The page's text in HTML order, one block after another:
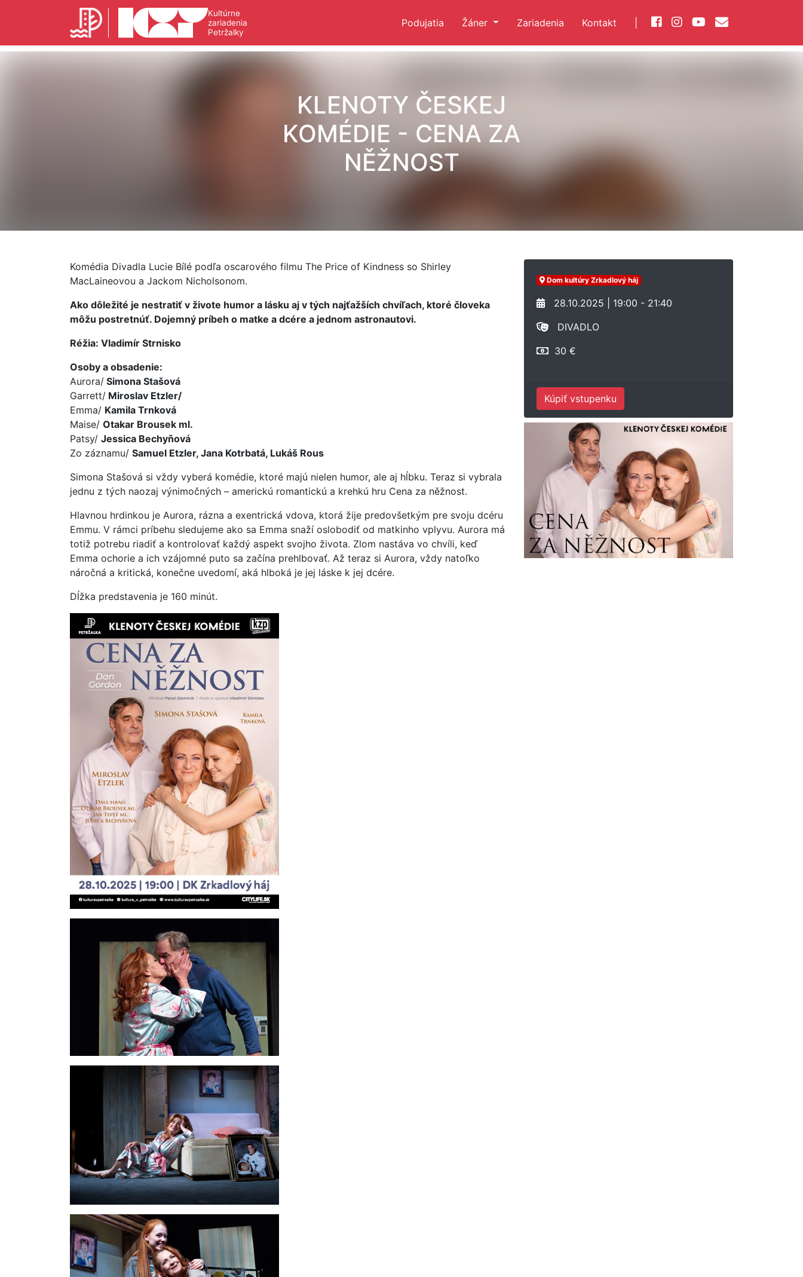
Kultúrne
zariadenia
Petržalky
Podujatia Žáner Zariadenia Kontakt
KLENOTY ČESKEJ
KOMÉDIE - CENA ZA
NĚŽNOST
Komédia Divadla Lucie Bílé podľa oscarového filmu The Price of Kindness so Shirley
MacLaineovou a Jackom Nicholsonom.
Ako dôležité je nestratiť v živote humor a lásku aj v tých najťažších chvíľach, ktoré človeka
môžu postretnúť. Dojemný príbeh o matke a dcére a jednom astronautovi.
Réžia: Vladimír Strnisko
Osoby a obsadenie:
Aurora/ Simona Stašová
Garrett/ Miroslav Etzler/
Emma/ Kamila Trnková
Maise/ Otakar Brousek ml.
Patsy/ Jessica Bechyňová
Zo záznamu/ Samuel Etzler, Jana Kotrbatá, Lukáš Rous
Simona Stašová si vždy vyberá komédie, ktoré majú nielen humor, ale aj hĺbku. Teraz si vybrala
jednu z tých naozaj výnimočných – americkú romantickú a krehkú hru Cena za něžnost.
Hlavnou hrdinkou je Aurora, rázna a exentrická vdova, ktorá žije predovšetkým pre svoju dcéru
Emmu. V rámci príbehu sledujeme ako sa Emma snaží oslobodiť od matkinho vplyvu. Aurora má
totiž potrebu riadiť a kontrolovať každý aspekt svojho života. Zlom nastáva vo chvíli, keď
Emma ochorie a ich vzájomné puto sa začína prehlbovať. Až teraz si Aurora, vždy natoľko
náročná a kritická, konečne uvedomí, aká hlboká je jej láske k jej dcére.
Dĺžka predstavenia je 160 minút.
Dom kultúry Zrkadlový háj
28.10.2025 | 19:00 - 21:40
DIVADLO
30 €
Kúpiť vstupenku